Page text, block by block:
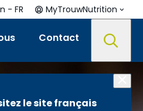
Contact
- FR MyTrouwNutrition
le site français